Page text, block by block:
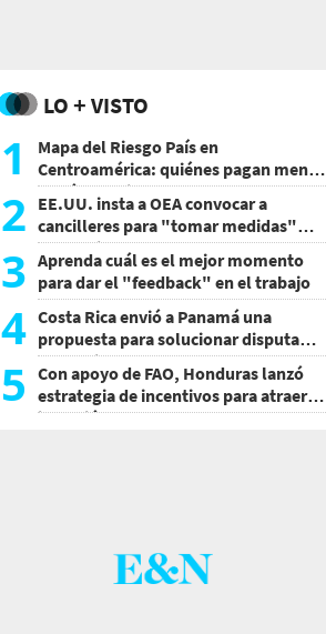
LO + VISTO
1
Mapa del Riesgo País en
Centroamérica: quiénes pagan menos
y cuáles mejoraron
2 EE.UU. insta a OEA convocar a
cancilleres para "tomar medidas"
sobre Nicaragua
3 Aprenda cuál es el mejor momento
para dar el "feedback" en el trabajo
4 Costa Rica envió a Panamá una
propuesta para solucionar disputa
comercial
5
Con apoyo de FAO, Honduras lanzó
estrategia de incentivos para atraer
inversión al agro